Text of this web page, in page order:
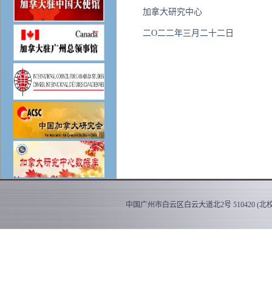
加拿大研究中心
二O二二年三月二十二日
中国广州市白云区白云大道北2号 510420 (北